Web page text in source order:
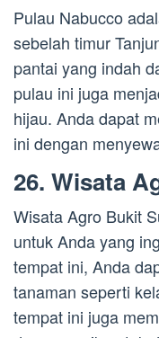
Pulau Nabucco
sebelah timur
pantai yang indah
pulau ini juga
hijau. Anda dapat
ini dengan
26. Wisata
Wisata Agro Bukit
untuk Anda yang
tempat ini, Anda
tanaman seperti
tempat ini juga